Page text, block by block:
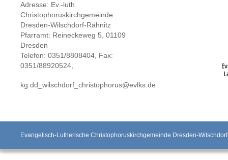
Adresse: Ev.-luth.
Christophoruskirchgemeinde
Dresden-Wilschdorf-Rähnitz
Pfarramt: Reineckeweg 5, 01109
Dresden
Telefon: 0351/8808404, Fax:
0351/88920524,
kg.dd_wilschdorf_christophorus@evlks.de
Evangelisch-Lutherische Christophoruskirchgemeinde Dresden-